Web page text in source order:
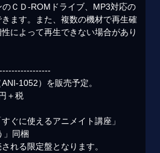
ＣＤ-ROMドライブ、MP3対応の
ます。また、複数の機材で再生確
によって再生できない場合があり
1052）を販売予定。
＋税
ぐに使えるアニメイト講座」
同梱
れる限定盤となります。